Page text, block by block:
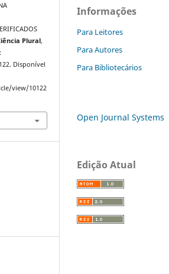
Plural,
Disponível
view/10122
Informações
Para Leitores
Para Autores
Para Bibliotecários
Open Journal Systems
Edição Atual